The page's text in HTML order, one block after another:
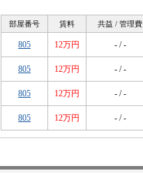
部屋番号 賃料 共益 / 管理費
805 12万円 - / -
805 12万円 - / -
805 12万円 - / -
805 12万円 - / -